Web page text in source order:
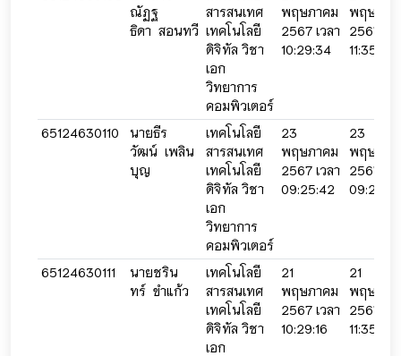
ณัฏฐ
ธิดา สอนทวี
สารสนเทศ
เทคโนโลยี
ดิจิทัล วิชา
เอก
วิทยาการ
คอมพิวเตอร์
พฤษภาคม
2567 เวลา
10:29:34
พฤษภาค
2567 เว
11:35:05
65124630110
นายธีร
วัฒน์ เพลิน
บุญ
เทคโนโลยี
สารสนเทศ
เทคโนโลยี
ดิจิทัล วิชา
เอก
วิทยาการ
คอมพิวเตอร์
23
พฤษภาคม
2567 เวลา
09:25:42
23
พฤษภาค
2567 เว
65124630111
นายชริน
ทร์ ขำแก้ว
เทคโนโลยี
สารสนเทศ
เทคโนโลยี
ดิจิทัล วิชา
เอก
21
พฤษภาคม
2567 เวลา
10:29:16
21
พฤษภาค
2567 เว
11:35:24